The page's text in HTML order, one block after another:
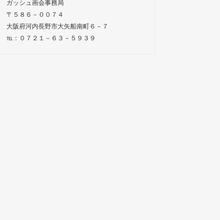
ガッシュ画会事務局
〒５８６－００７４
大阪府河内長野市大矢船南町６－７
℡：０７２１－６３－５９３９